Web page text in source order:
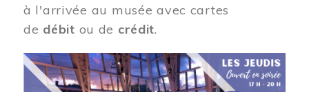
à l'arrivée au musée avec cartes
de débit ou de crédit.
Image